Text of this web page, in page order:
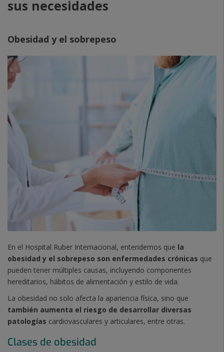
sus necesidades
Obesidad y el sobrepeso
En el Hospital Ruber Internacional, entendemos que la
obesidad y el sobrepeso son enfermedades crónicas que
pueden tener múltiples causas, incluyendo componentes
hereditarios, hábitos de alimentación y estilo de vida.
La obesidad no solo afecta la apariencia física, sino que
también aumenta el riesgo de desarrollar diversas
patologías cardiovasculares y articulares, entre otras.
Clases de obesidad